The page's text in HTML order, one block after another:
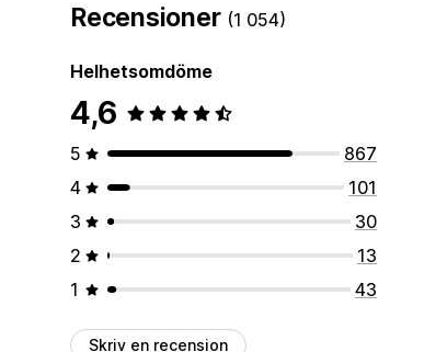
Recensioner (1 054)
Helhetsomdöme
4,6
5
867
4
101
3
30
2
13
1
43
Skriv en recension